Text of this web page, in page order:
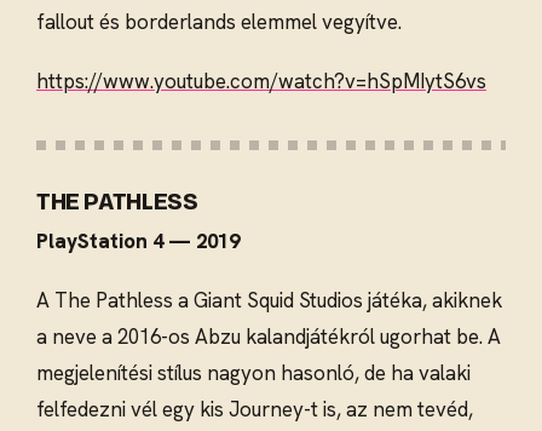
fallout és borderlands elemmel vegyítve.
https://www.youtube.com/watch?v=hSpMIytS6vs
THE PATHLESS
PlayStation 4 — 2019
A The Pathless a Giant Squid Studios játéka, akiknek
a neve a 2016-os Abzu kalandjátékról ugorhat be. A
megjelenítési stílus nagyon hasonló, de ha valaki
felfedezni vél egy kis Journey-t is, az nem tevéd,